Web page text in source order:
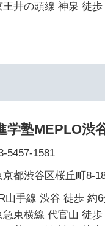
王井の頭線 神泉 徒歩
学塾MEPLO渋
5457-1581
京都渋谷区桜丘町8-
山手線 渋谷 徒歩 約6
急東横線 代官山 徒歩